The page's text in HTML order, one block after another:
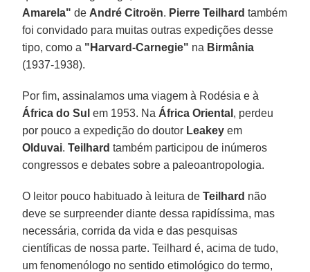
Amarela" de André Citroën. Pierre Teilhard também
foi convidado para muitas outras expedições desse
tipo, como a "Harvard-Carnegie" na Birmânia
(1937-1938).
Por fim, assinalamos uma viagem à Rodésia e à
África do Sul em 1953. Na África Oriental , perdeu
por pouco a expedição do doutor Leakey em
Olduvai.Teilhard também participou de inúmeros
congressos e debates sobre a paleoantropologia.
O leitor pouco habituado à leitura deTeilhard não
deve se surpreender diante dessa rapidíssima, mas
necessária, corrida da vida e das pesquisas
científicas de nossa parte. Teilhard é, acima de tudo,
um fenomenólogo no sentido etimológico do termo,